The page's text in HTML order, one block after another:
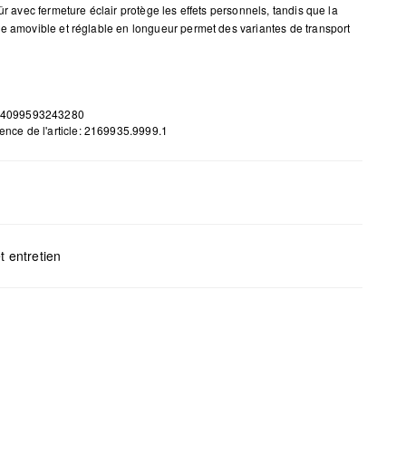
avec fermeture éclair protège les effets personnels, tandis que la
amovible et réglable en longueur permet des variantes de transport
de l'article: 2169935.9999.1
entretien